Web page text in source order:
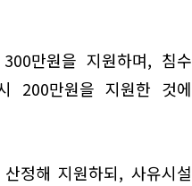
만원을 지원하며, 침수
200만원을 지원한 것에
정해 지원하되, 사유시설